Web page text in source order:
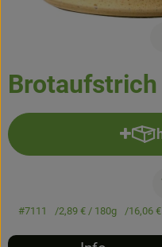
Großgebinde
Service
#7111 2,89 € / 180g 16,06 €